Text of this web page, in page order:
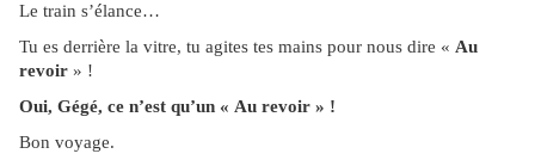
Le train s’élance…
Tu es derrière la vitre, tu agites tes mains pour nous dire « Au
revoir » !
Oui, Gégé, ce n’est qu’un « Au revoir » !
Bon voyage.